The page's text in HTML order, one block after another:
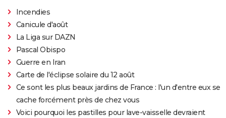
Incendies
Canicule d'août
La Liga sur DAZN
Pascal Obispo
Guerre en Iran
Carte de l'éclipse solaire du 12 août
Ce sont les plus beaux jardins de France : l'un d'entre eux se
cache forcément près de chez vous
Voici pourquoi les pastilles pour lave-vaisselle devraient